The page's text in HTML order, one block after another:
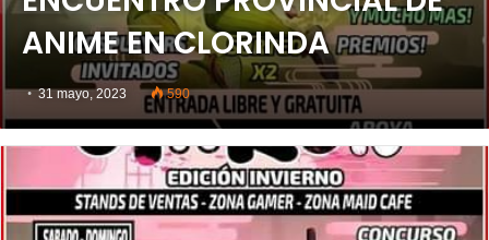
ANIME EN CLORINDA
31 mayo, 2023 590